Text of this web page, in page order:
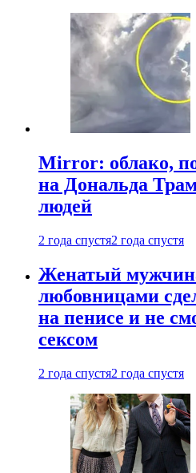
Mirror: облако,
на Дональда
людей
2 года спустя2 года спустя
Женатый
любовницами
на пенисе и не
сексом
2 года спустя2 года спустя